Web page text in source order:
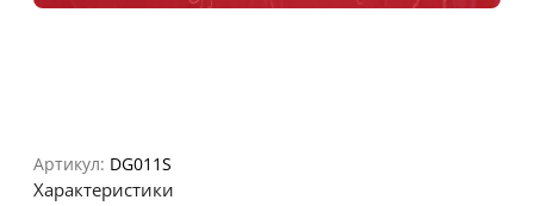
Артикул: DG011S
Характеристики